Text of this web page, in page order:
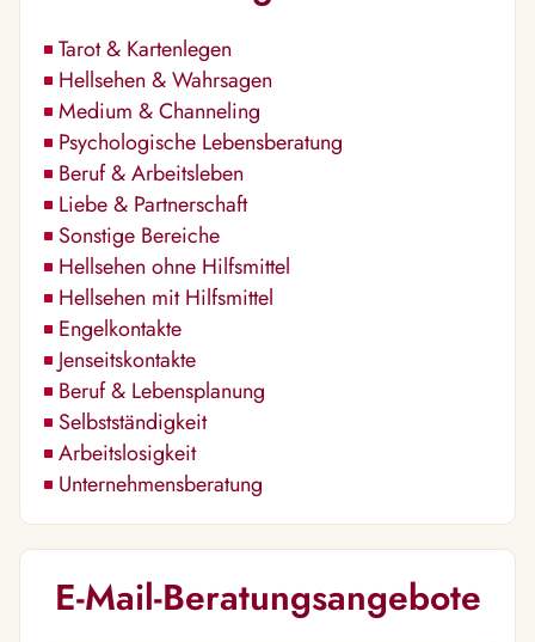
Tarot & Kartenlegen
Hellsehen & Wahrsagen
Medium & Channeling
Psychologische Lebensberatung
Beruf & Arbeitsleben
Liebe & Partnerschaft
Sonstige Bereiche
Hellsehen ohne Hilfsmittel
Hellsehen mit Hilfsmittel
Engelkontakte
Jenseitskontakte
Beruf & Lebensplanung
Selbstständigkeit
Arbeitslosigkeit
Unternehmensberatung
E-Mail-Beratungsangebote